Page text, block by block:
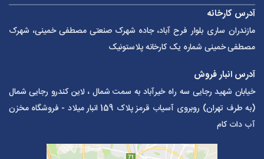
آدرس کارخانه
مازندران ساری بلوار فرح آباد، جاده شهرک صنعتی مصطفی خمینی، شهرک
مصطفی خمینی شماره یک کارخانه پلاستونیک
آدرس انبار فروش
خیابان شهید رجایی سه راه خیرآباد به سمت شمال ، لاین کندرو رجایی شمال
(به طرف تهران) روبروی آسیاب قرمز پلاک 159 انبار میلاد - فروشگاه مخزن
آب دات کام